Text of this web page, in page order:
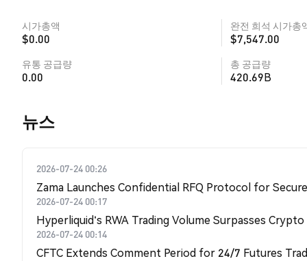
시가총액
$0.00
완전 희석 시가총
$7,547.00
유통 공급량
0.00
총 공급량
420.69B
뉴스
2026-07-24 00:26
Zama Launches Confidential RFQ Protocol for
2026-07-24 00:17
Hyperliquid's RWA Trading Volume Surpasses
2026-07-24 00:14
CFTC Extends Comment Period for 24/7 Futures